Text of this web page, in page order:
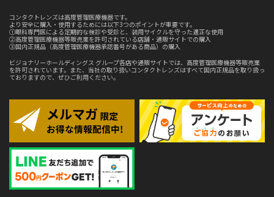
コンタクトレンズは高度管理医療機器です。
より安全に購入・使用するためには以下3つのポイントが重要です。
①眼科専門医による定期的な検診や受診と、装用サイクルを守った適正な使用
②高度管理医療機器等販売業を許可されている店舗・通販サイトでの購入
③国内正規品（高度管理医療機器承認番号がある商品）の購入
ビジョナリーホールディングス グループ各店や通販サイトでは、高度管理医療機器等販売業
を許可されています。また、当社の取り扱いコンタクトレンズはすべて国内正規品を取り扱っ
ておりますので、ぜひご利用ください。